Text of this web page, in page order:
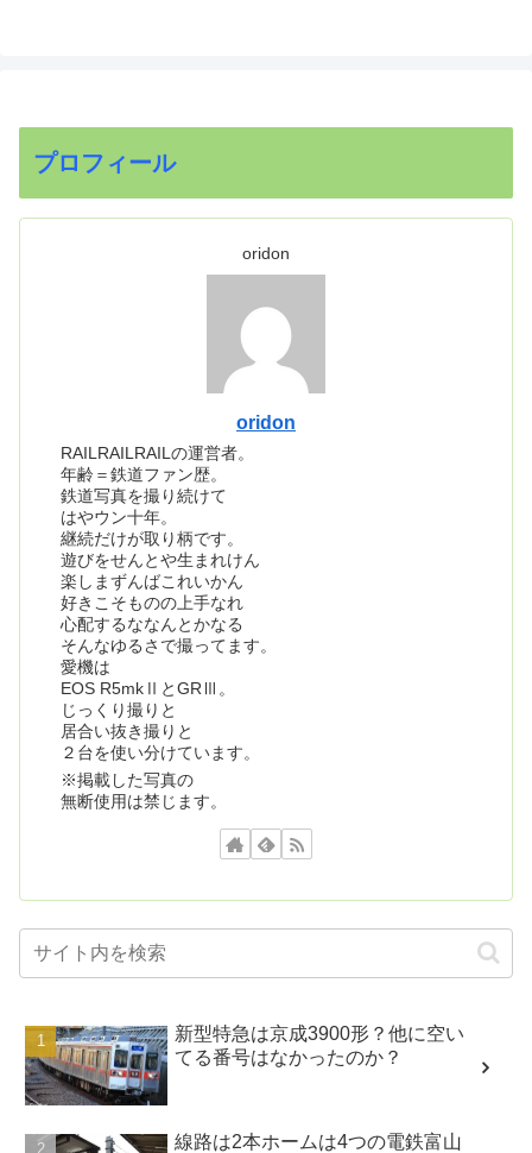
プロフィール
oridon
oridon
RAILRAILRAILの運営者。
年齢＝鉄道ファン歴。
鉄道写真を撮り続けて
はやウン十年。
継続だけが取り柄です。
遊びをせんとや生まれけん
楽しまずんばこれいかん
好きこそものの上手なれ
心配するななんとかなる
そんなゆるさで撮ってます。
愛機は
EOS R5mkⅡとGRⅢ。
じっくり撮りと
居合い抜き撮りと
２台を使い分けています。
※掲載した写真の
無断使用は禁じます。
新型特急は京成3900形？他に空い
てる番号はなかったのか？
線路は2本ホームは4つの電鉄富山